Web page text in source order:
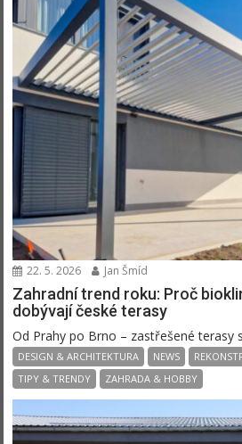
22. 5. 2026 Jan Šmíd
Zahradní trend roku: Proč
dobývají české terasy
Od Prahy po Brno – zastřešené terasy
DESIGN & ARCHITEKTURA NEWS
TIPY & TRENDY
ZAHRADA & HOBBY